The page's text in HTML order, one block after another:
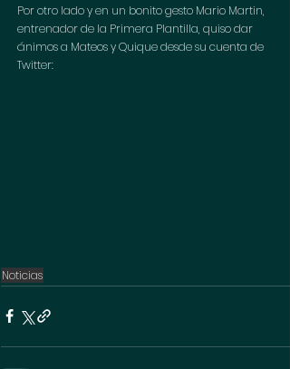
Por otro lado y en un bonito gesto Mario Martin,
entrenador de la Primera Plantilla, quiso dar
ánimos a Mateos y Quique desde su cuenta de
Twitter:
Noticias